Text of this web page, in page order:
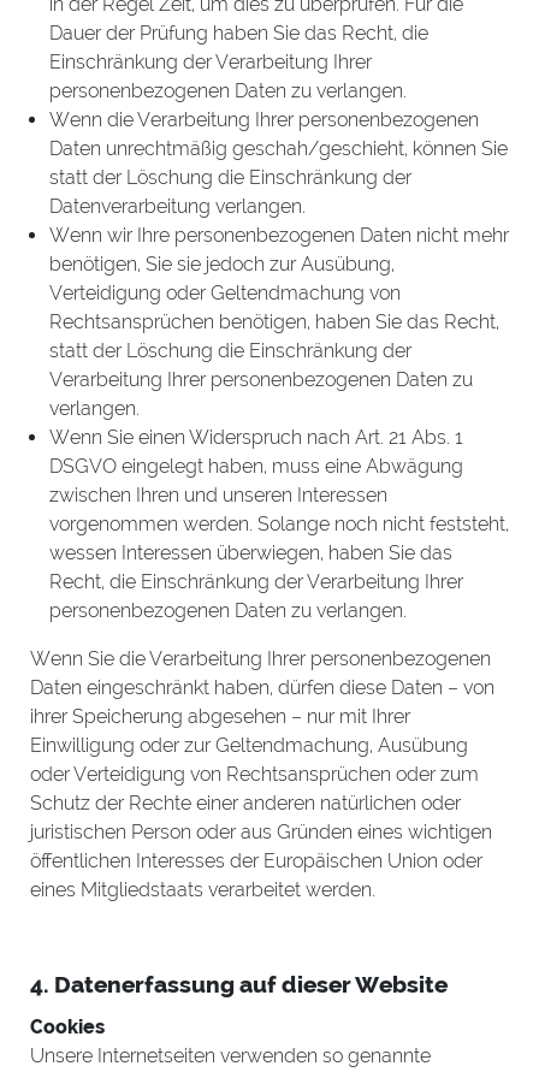
Dauer der Prüfung haben Sie das Recht, die
Einschränkung der Verarbeitung Ihrer
personenbezogenen Daten zu verlangen.
Wenn die Verarbeitung Ihrer personenbezogenen
Daten unrechtmäßig geschah/geschieht, können Sie
statt der Löschung die Einschränkung der
Datenverarbeitung verlangen.
Wenn wir Ihre personenbezogenen Daten nicht mehr
benötigen, Sie sie jedoch zur Ausübung,
Verteidigung oder Geltendmachung von
Rechtsansprüchen benötigen, haben Sie das Recht,
statt der Löschung die Einschränkung der
Verarbeitung Ihrer personenbezogenen Daten zu
verlangen.
Wenn Sie einen Widerspruch nach Art. 21 Abs. 1
DSGVO eingelegt haben, muss eine Abwägung
zwischen Ihren und unseren Interessen
vorgenommen werden. Solange noch nicht feststeht,
wessen Interessen überwiegen, haben Sie das
Recht, die Einschränkung der Verarbeitung Ihrer
personenbezogenen Daten zu verlangen.
Wenn Sie die Verarbeitung Ihrer personenbezogenen
Daten eingeschränkt haben, dürfen diese Daten – von
ihrer Speicherung abgesehen – nur mit Ihrer
Einwilligung oder zur Geltendmachung, Ausübung
oder Verteidigung von Rechtsansprüchen oder zum
Schutz der Rechte einer anderen natürlichen oder
juristischen Person oder aus Gründen eines wichtigen
öffentlichen Interesses der Europäischen Union oder
eines Mitgliedstaats verarbeitet werden.
4. Datenerfassung auf dieser Website
Cookies
Unsere Internetseiten verwenden so genannte